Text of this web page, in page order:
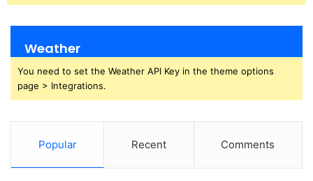
Weather
You need to set the Weather API Key in the theme options
page > Integrations.
Popular Recent Comments